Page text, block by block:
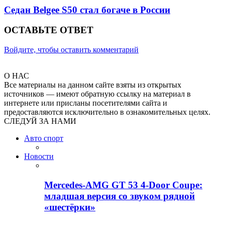
Седан Belgee S50 стал богаче в России
ОСТАВЬТЕ ОТВЕТ
Войдите, чтобы оставить комментарий
О НАС
Все материалы на данном сайте взяты из открытых
источников — имеют обратную ссылку на материал в
интернете или присланы посетителями сайта и
предоставляются исключительно в ознакомительных целях.
СЛЕДУЙ ЗА НАМИ
Авто спорт
Новости
Mercedes-AMG GT 53 4-Door Coupe:
младшая версия со звуком рядной
«шестёрки»